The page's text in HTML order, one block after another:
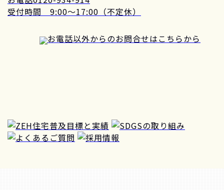
受付時間 9:00～17:00（不定休）
お電話以外からのお問合せはこちらから